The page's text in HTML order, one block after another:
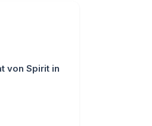
von Spirit in